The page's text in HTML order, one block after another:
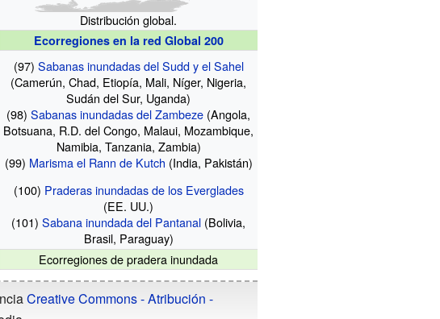
Distribución global.
Ecorregiones en la red Global 200
(97) Sabanas inundadas del Sudd y el Sahel
(Camerún, Chad, Etiopía, Mali, Níger, Nigeria,
Sudán del Sur, Uganda)
(98)Sabanas inundadas del Zambeze (Angola,
Botsuana, R.D. del Congo, Malaui, Mozambique,
Namibia, Tanzania, Zambia)
(99) Marisma el Rann de Kutch (India, Pakistán)
(100) Praderas inundadas de los Everglades
(EE. UU.)
(101)Sabana inundada del Pantanal (Bolivia,
Brasil, Paraguay)
Ecorregiones de pradera inundada
Creative Commons - Atribución -